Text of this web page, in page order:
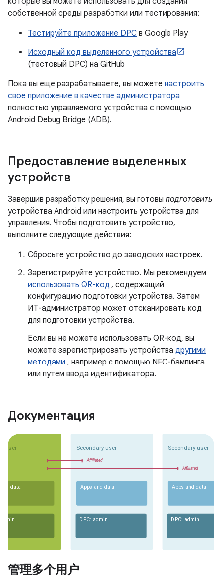
собственной среды разработки или тестирования:
Тестируйте приложение DPC в Google Play
Исходный код выделенного устройства
(тестовый DPC) на GitHub
Пока вы еще разрабатываете, вы можете настроить
свое приложение в качестве администратора
полностью управляемого устройства с помощью
Android Debug Bridge (ADB).
Предоставление выделенных
устройств
Завершив разработку решения, вы готовы подготовить
устройства Android или настроить устройства для
управления. Чтобы подготовить устройство,
выполните следующие действия:
Сбросьте устройство до заводских настроек.
Зарегистрируйте устройство. Мы рекомендуем
использовать QR-код , содержащий
конфигурацию подготовки устройства. Затем
ИТ-администратор может отсканировать код
для подготовки устройства.
Если вы не можете использовать QR-код, вы
можете зарегистрировать устройства другими
методами , например с помощью NFC-бампинга
или путем ввода идентификатора.
Документация
管理多个用户